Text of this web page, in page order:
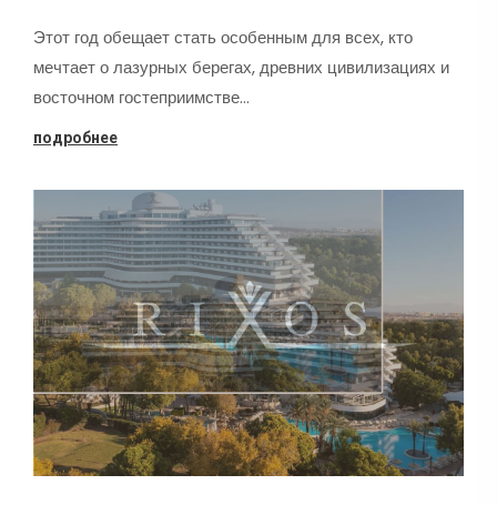
Этот год обещает стать особенным для всех, кто
мечтает о лазурных берегах, древних цивилизациях и
восточном гостеприимстве…
подробнее